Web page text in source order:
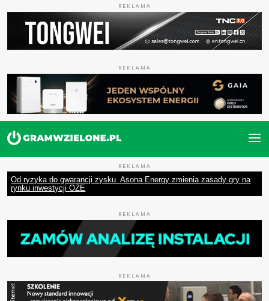
REKLAMA
REKLAMA
REKLAMA
Od ryzyka do gwarancji zysku. Asona Energy zmienia zasady gry na
rynku inwestycji OZE
REKLAMA
REKLAMA